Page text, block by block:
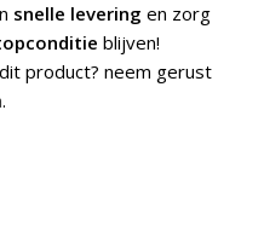
snelle levering en zorg
blijven!
product? neem gerust
.